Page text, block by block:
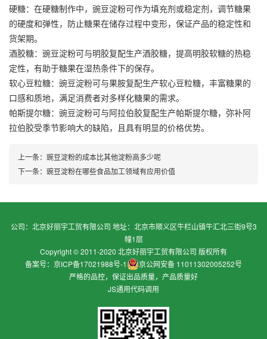
硬糖：在硬糖制作中，豌豆淀粉可作为填充剂或稳定剂，调节糖果
的硬度和弹性，防止糖果在储存过程中变形，保证产品的稳定性和
货架期。
酒胶糖：豌豆淀粉可与明胶复配生产酒胶糖，提高明胶软糖的热稳
定性，有助于糖果在湿热条件下的保存。
软心豆粒糖：豌豆淀粉可与果胺复配生产软心豆粒糖，丰富糖果的
口感和质地，满足消费者对多样化糖果的需求。
帕斯提尔糖：豌豆淀粉可与阿拉伯胶复配生产帕斯提尔糖，弥补阿
拉伯胶受季节影响大的缺陷，且具有明显的价格优势。
上一条： 豌豆淀粉的成本比其他淀粉高多少呢
下一条： 豌豆淀粉在哪些食品加工领域有应用价值
公司：北京好丽宇工贸有限公司 地址：北京市顺义区牛栏山镇牛汇北三街9号3
幢1层
Copyright © 2011-2020 北京好丽宇工贸有限公司 版权所有
备案号：京ICP备17021988号-1
京公网安备 11011302005252号
严格的品控，保证出品质量，产品质量好
JS通用代码调用